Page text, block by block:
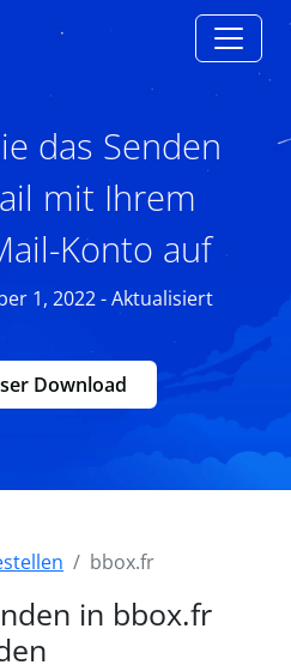
das Senden
mit Ihrem
Konto auf
1, 2022 - Aktualisiert
Download
bbox.fr
in bbox.fr